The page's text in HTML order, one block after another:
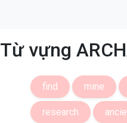
Từ vựng
find mine
research